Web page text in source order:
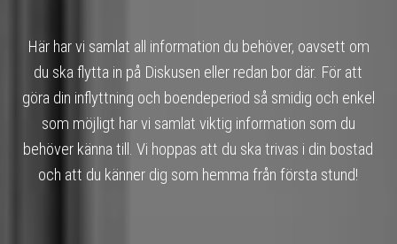
Här har vi samlat all information du behöver, oavsett om
du ska flytta in på Diskusen eller redan bor där. För att
göra din inflyttning och boendeperiod så smidig och enkel
som möjligt har vi samlat viktig information som du
behöver känna till. Vi hoppas att du ska trivas i din bostad
och att du känner dig som hemma från första stund!